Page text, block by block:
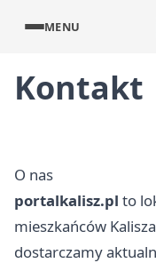
MENU
Kontakt
O nas
portalkalisz.pl to
mieszkańców
dostarczamy